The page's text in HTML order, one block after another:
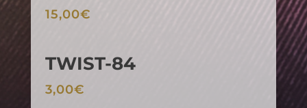
15,00€
TWIST-84
3,00€